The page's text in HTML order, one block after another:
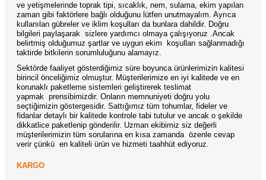
ve yetişmelerinde toprak tipi, sıcaklık, nem, sulama, ekim yapılan
zaman gibi faktörlere bağlı olduğunu lütfen unutmayalım. Ayrıca
kullanılan gübreler ve iklim koşulları da bunlara dahildir. Doğru
bilgileri paylaşarak sizlere yardımcı olmaya çalışıyoruz .Ancak
belirtmiş olduğumuz şartlar ve uygun ekim
koşulları sağlanmadığı
taktirde bitkilerin sorumluluğunu alamayız.
Sektörde faaliyet gösterdiğimiz süre boyunca ürünlerimizin kalitesi
birincil önceliğimiz olmuştur. Müşterilerimize en iyi kalitede ve en
korunaklı paketleme sistemleri geliştirerek teslimat
yapmak prensibimizdir. Onların memnuniyeti doğru yolu
seçtiğimizin göstergesidir. Sattığımız tüm tohumlar, fideler ve
fidanlar detaylı bir kalitede kontrole tabi tutulur ve ancak o şekilde
dikkatlice paketlenip gönderilir. Uzman ekibimiz siz değerli
müşterilerimizin tüm sorularına en kısa zamanda özenle cevap
verir çünkü en kaliteli ürün ve hizmeti taahhüt ediyoruz.
KARGO